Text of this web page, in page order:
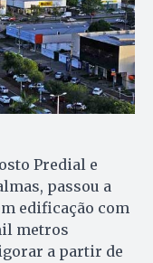
Predial e
passou a
edificação com
metros
a partir de